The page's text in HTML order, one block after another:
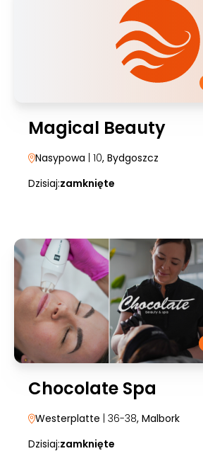
Magical Beauty
Nasypowa | 10, Bydgoszcz
Dzisiaj:zamknięte
Chocolate Spa
Westerplatte | 36-38, Malbork
Dzisiaj:zamknięte